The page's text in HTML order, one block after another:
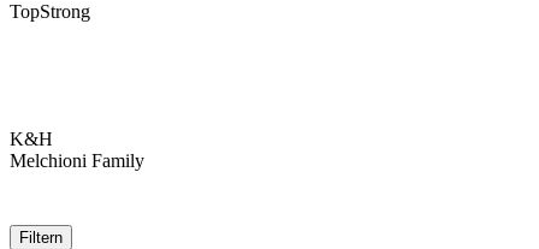
TopStrong
K&H
Melchioni Family
Filtern